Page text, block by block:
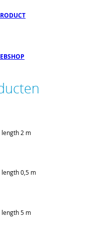
length 2 m
0,5 m
length 5 m